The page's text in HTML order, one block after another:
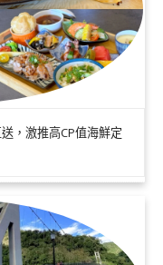
，激推高CP值海鮮定